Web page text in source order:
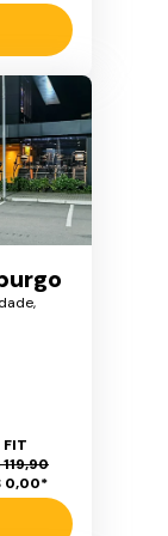
FIT
119,90
0,00*